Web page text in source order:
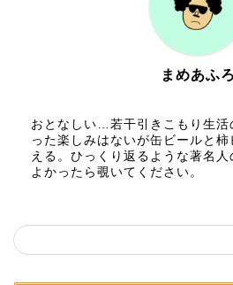
まめあふろ
おとなしい…若干引きこもり生活
った楽しみはないが缶ビールと
える。ひっくり返るような著名
よかったら覗いてください。